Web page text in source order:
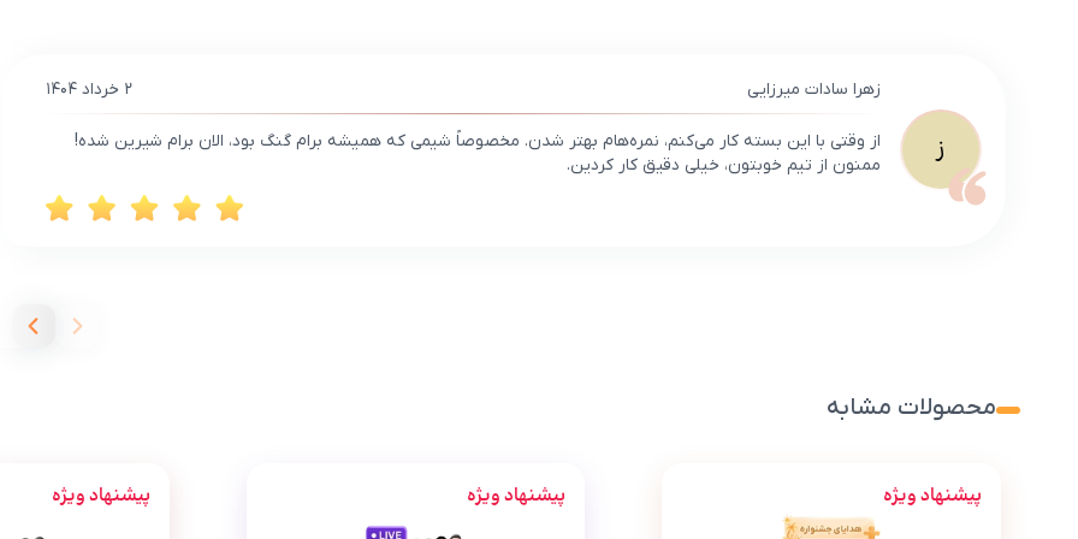
ز
زهرا سادات میرزایی ۲ خرداد ۱۴۰۴
از وقتی با این بسته کار می‌کنم، نمره‌هام بهتر شدن. مخصوصاً شیمی که همیشه برام گنگ بود، الان برام شیرین شده!
ممنون از تیم خوبتون، خیلی دقیق کار کردین.
محصولات مشابه
پیشنهاد ویژه پیشنهاد ویژه پیشنهاد ویژه